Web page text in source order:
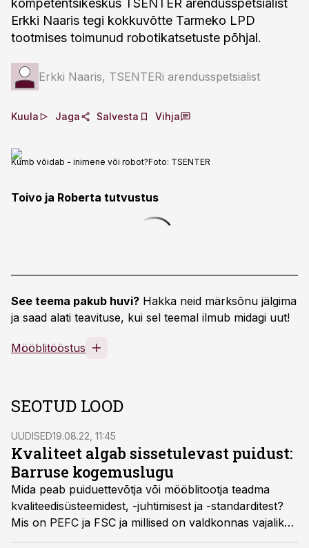
kompetentsikeskus TSENTER arendusspetsialist
Erkki Naaris tegi kokkuvõtte Tarmeko LPD
tootmises toimunud robotikatsetuste põhjal.
Erkki Naaris, TSENTERi arendusspetsialist
Kuula Jaga Salvesta Vihja
Kumb võidab - inimene või robot?Foto: TSENTER
Toivo ja Roberta tutvustus
See teema pakub huvi? Hakka neid märksõnu jälgima
ja saad alati teavituse, kui sel teemal ilmub midagi uut!
Mööblitööstus
SEOTUD LOOD
UUDISED19.08.22, 11:45
Kvaliteet algab sissetulevast puidust:
Barruse kogemuslugu
Mida peab puiduettevõtja või mööblitootja teadma
kvaliteedisüsteemidest, -juhtimisest ja -standarditest?
Mis on PEFC ja FSC ja millised on valdkonnas vajalikud
setifikaadid? Võrumaa kutsehariduskeskuse